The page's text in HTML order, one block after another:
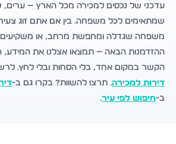
עדכני של נכסים למכירה מכל הארץ — ערים,
שמתאימים לכל משפחה. בין אם אתם זוג
משפחה שגדלה ומחפשת מרחב, או
ההזדמנות הבאה — תמצאו אצלנו את המידע,
הקשר במקום אחד, בלי הסחות ובלי לחץ.
דירות למכירה. תרצו להשוות? בקרו גם ב-
ב-חיפוש לפי עיר.